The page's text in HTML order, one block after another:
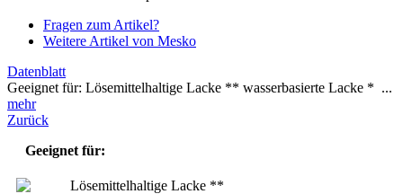
Fragen zum Artikel?
Weitere Artikel von Mesko
Datenblatt
Geeignet für: Lösemittelhaltige Lacke ** wasserbasierte Lacke * ...
mehr
Zurück
Geeignet für:
Lösemittelhaltige Lacke **